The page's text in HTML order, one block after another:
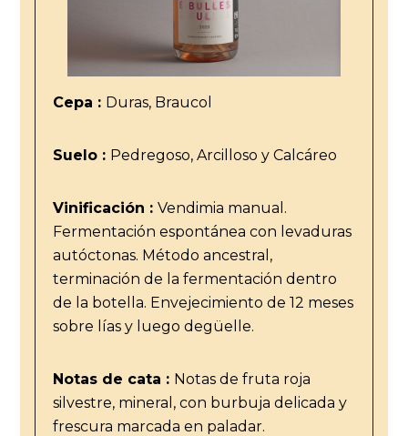
Cepa : Duras, Braucol
Suelo : Pedregoso, Arcilloso y Calcáreo
Vinificación : Vendimia manual.
Fermentación espontánea con levaduras
autóctonas. Método ancestral,
terminación de la fermentación dentro
de la botella. Envejecimiento de 12 meses
sobre lías y luego degüelle.
Notas de cata : Notas de fruta roja
silvestre, mineral, con burbuja delicada y
frescura marcada en paladar.